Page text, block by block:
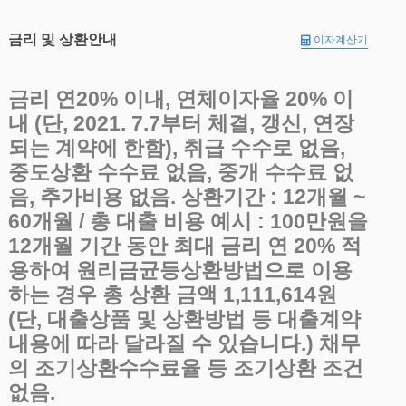
금리 및 상환안내 이자계산기
금리 연20% 이내, 연체이자율 20% 이
내 (단, 2021. 7.7부터 체결, 갱신, 연장
되는 계약에 한함), 취급 수수로 없음,
중도상환 수수료 없음, 중개 수수료 없
음, 추가비용 없음. 상환기간 : 12개월 ~
60개월 / 총 대출 비용 예시 : 100만원을
12개월 기간 동안 최대 금리 연 20% 적
용하여 원리금균등상환방법으로 이용
하는 경우 총 상환 금액 1,111,614원
(단, 대출상품 및 상환방법 등 대출계약
내용에 따라 달라질 수 있습니다.) 채무
의 조기상환수수료율 등 조기상환 조건
없음.